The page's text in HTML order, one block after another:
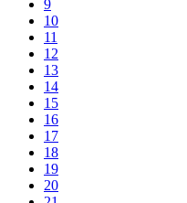
9
10
11
12
13
14
15
16
17
18
19
20